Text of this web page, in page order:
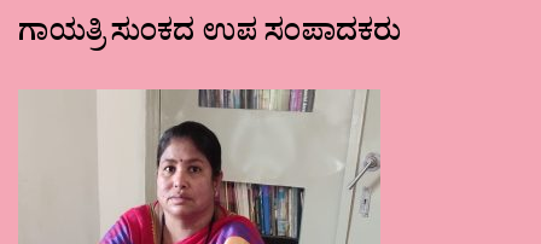
ಗಾಯತ್ರಿ ಸುಂಕದ ಉಪ ಸಂಪಾದಕರು